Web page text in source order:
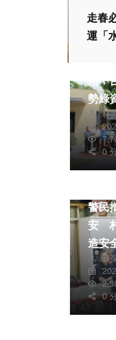
走春
運「
政治
財經
用！
勢綠
林
0
警民
安
造安
蘇
0